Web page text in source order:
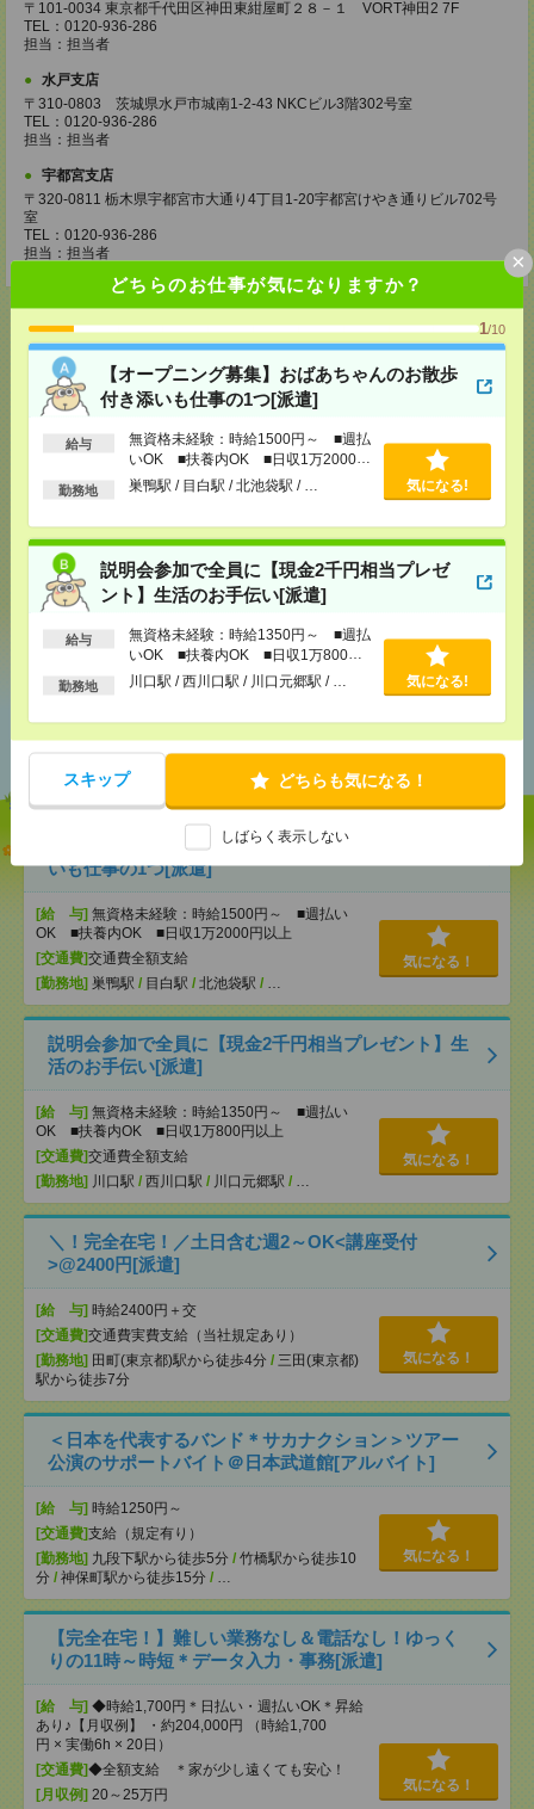
どちらのお仕事が気になりますか？
1/10
【オープニング募集】おばあちゃんのお散歩
付き添いも仕事の1つ[派遣]
給与
無資格未経験：時給1500円～ ■週払
いOK ■扶養内OK ■日収1万2000円
以上
勤務地 巣鴨駅 / 目白駅 / 北池袋駅 / … 気になる!
説明会参加で全員に【現金2千円相当プレゼ
ント】生活のお手伝い[派遣]
給与
無資格未経験：時給1350円～ ■週払
いOK ■扶養内OK ■日収1万800円
以上
勤務地 川口駅 / 西川口駅 / 川口元郷駅 / … 気になる!
スキップ どちらも気になる！
しばらく表示しない
×
〒101-0034 東京都千代田区神田東紺屋町２８－１ VORT神田2 7F
TEL：0120-936-286
担当：担当者
水戸支店
〒310-0803 茨城県水戸市城南1-2-43 NKCビル3階302号室
TEL：0120-936-286
担当：担当者
宇都宮支店
〒320-0811 栃木県宇都宮市大通り4丁目1-20宇都宮けやき通りビル702号
室
TEL：0120-936-286
担当：担当者
応募ページへ
気になる！ 電話応募
メールで送る LINEで送る
ツイート
あなたの閲覧履歴からの
おすすめ
【オープニング募集】おばあちゃんのお散歩付き添
いも仕事の1つ[派遣]
[給 与] 無資格未経験：時給1500円～ ■週払い
OK ■扶養内OK ■日収1万2000円以上
[交通費]交通費全額支給
[勤務地] 巣鴨駅 / 目白駅 / 北池袋駅 / …
気になる！
説明会参加で全員に【現金2千円相当プレゼント】生
活のお手伝い[派遣]
[給 与] 無資格未経験：時給1350円～ ■週払い
OK ■扶養内OK ■日収1万800円以上
[交通費]交通費全額支給
[勤務地] 川口駅 / 西川口駅 / 川口元郷駅 / …
気になる！
＼！完全在宅！／土日含む週2～OK<講座受付
>@2400円[派遣]
[給 与] 時給2400円＋交
[交通費]交通費実費支給（当社規定あり）
[勤務地] 田町(東京都)駅から徒歩4分 / 三田(東京都)
駅から徒歩7分
気になる！
＜日本を代表するバンド＊サカナクション＞ツアー
公演のサポートバイト＠日本武道館[アルバイト]
[給 与] 時給1250円～
[交通費]支給（規定有り）
[勤務地] 九段下駅から徒歩5分 / 竹橋駅から徒歩10
分 / 神保町駅から徒歩15分 / …
気になる！
【完全在宅！】難しい業務なし＆電話なし！ゆっく
りの11時～時短＊データ入力・事務[派遣]
[給 与] ◆時給1,700円＊日払い・週払いOK＊昇給
あり♪【月収例】 ・約204,000円 （時給1,700
円 × 実働6h × 20日）
[交通費]◆全額支給 ＊家が少し遠くても安心！
[月収例] 20～25万円
気になる！